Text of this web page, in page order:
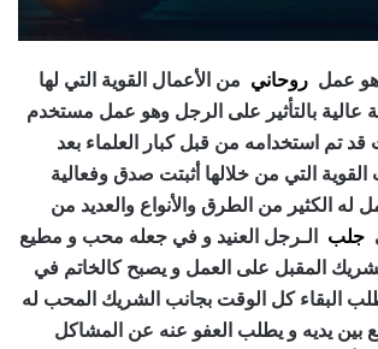
هو عمل روحاني من الأعمال القوية التي لها
عالية بالتأثير على الرجل وهو عمل مستخدم
تم استخدامه من قبل كبار العلماء بعد
القوية التي من خلالها أثبتت صدق وفعالية
له الكثير من الطرق والأنواع والعديد من
جلب
الـرجل العنيد و في جعله محب و مطيع
المقبل على العمل و يصبح كالخاتم في
البقاء كل الوقت بجانب الشريك المحب له
بين يديه و يطلب العفو عنه عن المشاكل